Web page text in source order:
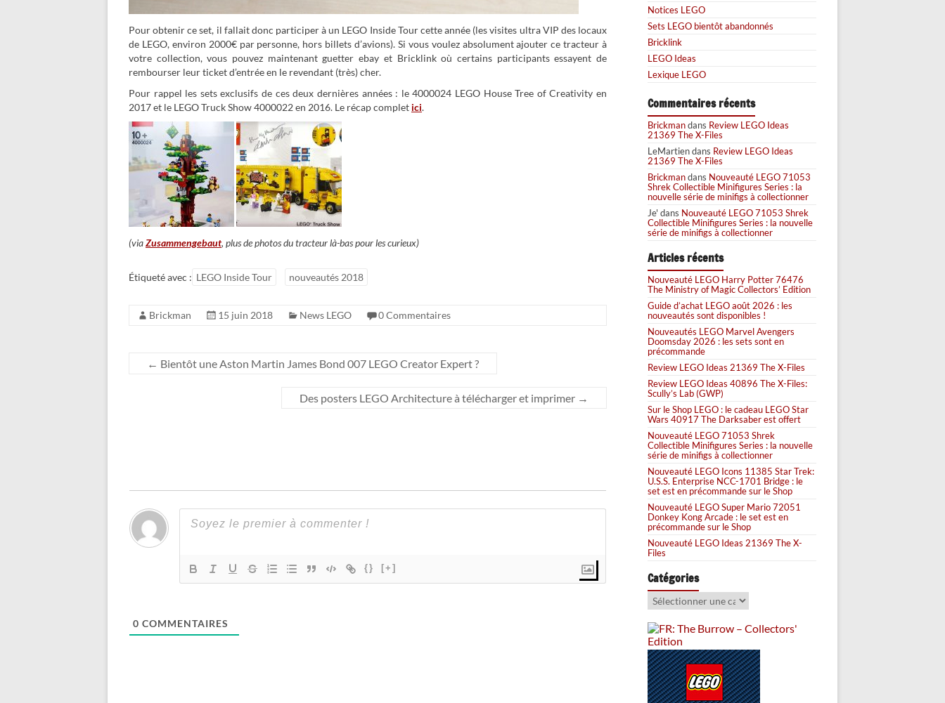
Pour obtenir ce set, il fallait donc participer à un LEGO Inside Tour cette année (les visites ultra VIP des locaux
de LEGO, environ 2000€ par personne, hors billets d’avions). Si vous voulez absolument ajouter ce tracteur à
votre collection, vous pouvez maintenant guetter ebay et Bricklink où certains participants essayent de
rembourser leur ticket d’entrée en le revendant (très) cher.
Pour rappel les sets exclusifs de ces deux dernières années : le 4000024 LEGO House Tree of Creativity en
2017 et le LEGO Truck Show 4000022 en 2016. Le récap complet ici.
(viaZusammengebaut, plus de photos du tracteur là-bas pour les curieux)
Étiqueté avec : LEGO Inside Tour nouveautés 2018
Brickman 15 juin 2018 News LEGO 0 Commentaires
← Bientôt une Aston Martin James Bond 007 LEGO Creator Expert ?
Des posters LEGO Architecture à télécharger et imprimer →
{} [+]
0 COMMENTAIRES
Notices LEGO
Sets LEGO bientôt abandonnés
Bricklink
LEGO Ideas
Lexique LEGO
Commentaires récents
Brickmandans Review LEGO Ideas
21369 The X-Files
LeMartiendans Review LEGO Ideas
21369 The X-Files
Brickmandans Nouveauté LEGO 71053
Shrek Collectible Minifigures Series : la
nouvelle série de minifigs à collectionner
Je' dans Nouveauté LEGO 71053 Shrek
Collectible Minifigures Series : la nouvelle
série de minifigs à collectionner
Articles récents
Nouveauté LEGO Harry Potter 76476
The Ministry of Magic Collectors’ Edition
Guide d’achat LEGO août 2026 : les
nouveautés sont disponibles !
Nouveautés LEGO Marvel Avengers
Doomsday 2026 : les sets sont en
précommande
Review LEGO Ideas 21369 The X-Files
Review LEGO Ideas 40896 The X-Files:
Scully’s Lab (GWP)
Sur le Shop LEGO : le cadeau LEGO Star
Wars 40917 The Darksaber est offert
Nouveauté LEGO 71053 Shrek
Collectible Minifigures Series : la nouvelle
série de minifigs à collectionner
Nouveauté LEGO Icons 11385 Star Trek:
U.S.S. Enterprise NCC-1701 Bridge : le
set est en précommande sur le Shop
Nouveauté LEGO Super Mario 72051
Donkey Kong Arcade : le set est en
précommande sur le Shop
Nouveauté LEGO Ideas 21369 The X-
Files
Catégories
Catégories